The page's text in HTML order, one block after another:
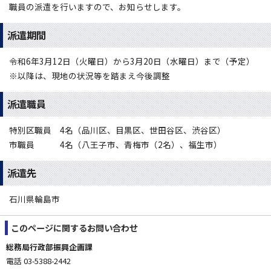
職員の派遣を行いますので、お知らせします。
派遣期間
令和6年3月12日（火曜日）から3月20日（水曜日）まで（予定）
※以降は、現地の状況等を踏まえ今後調整
派遣職員
特別区職員 4名（品川区、目黒区、世田谷区、渋谷区）
市職員 4名（八王子市、青梅市（2名）、福生市）
派遣先
石川県輪島市
このページに関するお問い合わせ
総務局行政部振興企画課
電話 03-5388-2442